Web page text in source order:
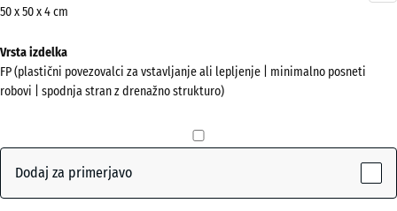
o
Prikaži
barvno
Temnosivi
granit(active)
50 x 50 x 4 cm
Dimenzije
za
pošiljanje
500
Vrsta izdelka
FP (plastični povezovalci za vstavljanje ali lepljenje | minimalno posneti
robovi | spodnja stran z drenažno strukturo)
Dodaj za primerjavo